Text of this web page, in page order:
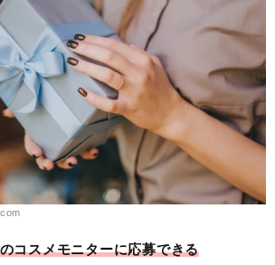
コスメモニターに応募できる